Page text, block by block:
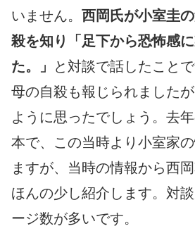
いません。 西岡氏が小室圭
殺を知り「足下から恐怖感
た。」
と対談で話したこと
母の自殺も報じられました
ように思ったでしょう。去
本で、この当時より小室家
ますが、当時の情報から西
ほんの少し紹介します。対
ージ数が多いです。